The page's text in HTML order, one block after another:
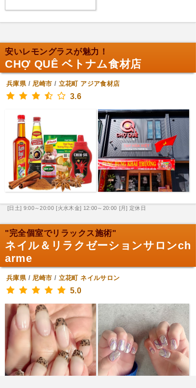
安いレモングラスが魅力！
CHỢ QUÊ ベトナム食材店
兵庫県/ 尼崎市 / 立花町 アジア食材店
3.6
[日土] 9:00～20:00 [火水木金] 12:00～20:00 [月] 定休日
"完全個室でリラックス施術"
ネイル＆リラクゼーションサロンch
arme
兵庫県/ 尼崎市 / 立花町 ネイルサロン
5.0